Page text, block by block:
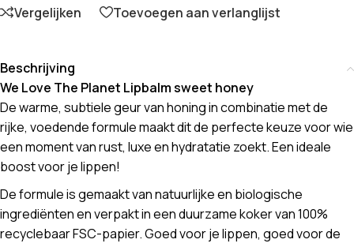
Vergelijken Toevoegen aan verlanglijst
Beschrijving
We Love The Planet Lipbalm sweet honey
De warme, subtiele geur van honing in combinatie met de
rijke, voedende formule maakt dit de perfecte keuze voor wie
een moment van rust, luxe en hydratatie zoekt. Een ideale
boost voor je lippen!
De formule is gemaakt van natuurlijke en biologische
ingrediënten en verpakt in een duurzame koker van 100%
recyclebaar FSC-papier. Goed voor je lippen, goed voor de